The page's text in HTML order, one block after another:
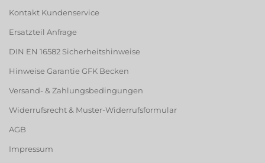
Kontakt Kundenservice
Ersatzteil Anfrage
DIN EN 16582 Sicherheitshinweise
Hinweise Garantie GFK Becken
Versand- & Zahlungsbedingungen
Widerrufsrecht & Muster-Widerrufsformular
AGB
Impressum